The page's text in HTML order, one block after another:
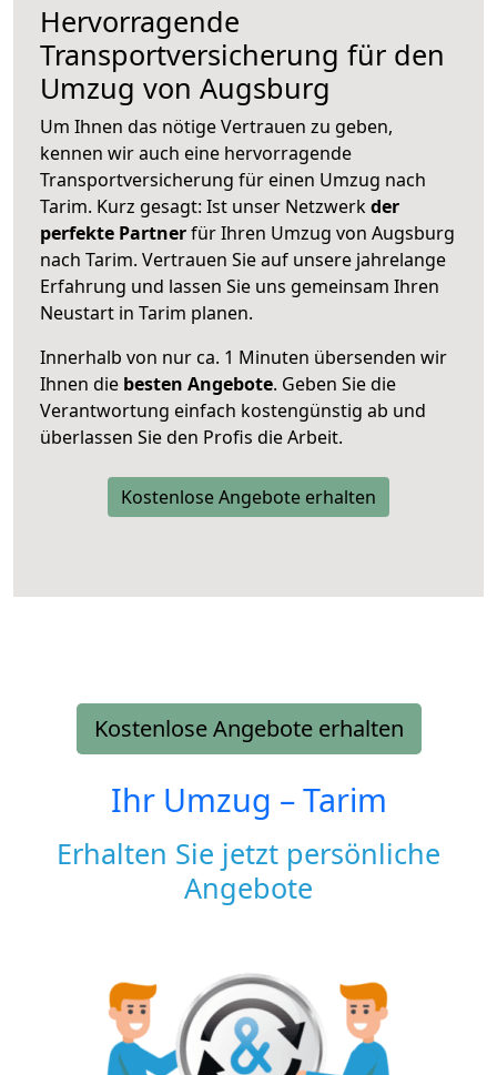
Hervorragende
Transportversicherung für den
Umzug von Augsburg
Um Ihnen das nötige Vertrauen zu geben,
kennen wir auch eine hervorragende
Transportversicherung für einen Umzug nach
Tarim. Kurz gesagt: Ist unser Netzwerkder
perfekte Partnerfür Ihren Umzug von Augsburg
nach Tarim. Vertrauen Sie auf unsere jahrelange
Erfahrung und lassen Sie uns gemeinsam Ihren
Neustart in Tarim planen.
Innerhalb von nur ca. 1 Minuten übersenden wir
Ihnen die besten Angebote. Geben Sie die
Verantwortung einfach kostengünstig ab und
überlassen Sie den Profis die Arbeit.
Kostenlose Angebote erhalten
Kostenlose Angebote erhalten
Ihr Umzug –Tarim
Erhalten Sie jetzt persönliche
Angebote